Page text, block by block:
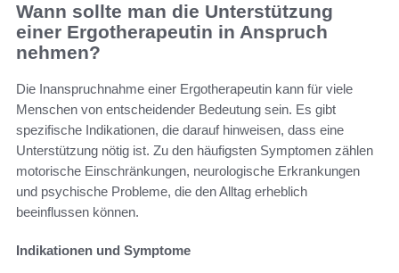
Wann sollte man die Unterstützung
einer Ergotherapeutin in Anspruch
nehmen?
Die Inanspruchnahme einer Ergotherapeutin kann für viele
Menschen von entscheidender Bedeutung sein. Es gibt
spezifische Indikationen, die darauf hinweisen, dass eine
Unterstützung nötig ist. Zu den häufigsten Symptomen zählen
motorische Einschränkungen, neurologische Erkrankungen
und psychische Probleme, die den Alltag erheblich
beeinflussen können.
Indikationen und Symptome